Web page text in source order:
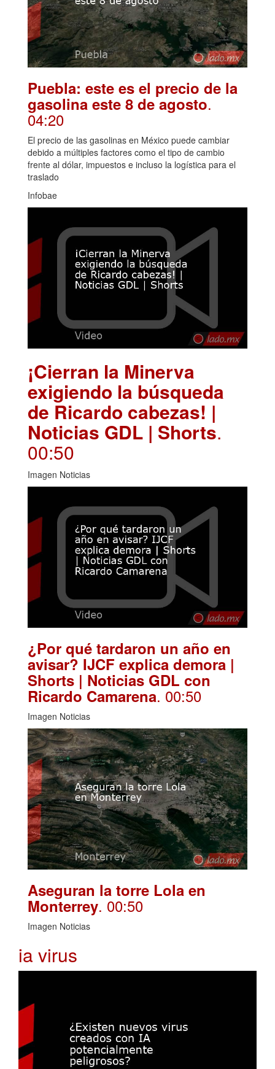
Puebla: este es el precio de la
gasolina este 8 de agosto.
04:20
El precio de las gasolinas en México puede cambiar
debido a múltiples factores como el tipo de cambio
frente al dólar, impuestos e incluso la logística para el
traslado
Infobae
¡Cierran la Minerva
exigiendo la búsqueda
de Ricardo cabezas! |
Noticias GDL | Shorts.
00:50
Imagen Noticias
¿Por qué tardaron un año en
avisar? IJCF explica demora |
Shorts | Noticias GDL con
Ricardo Camarena. 00:50
Imagen Noticias
Aseguran la torre Lola en
Monterrey. 00:50
Imagen Noticias
ia virus